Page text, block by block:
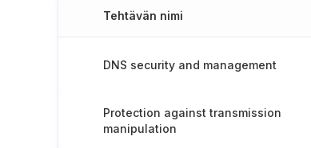
Tehtävän nimi
DNS security and management
Protection against transmission
manipulation